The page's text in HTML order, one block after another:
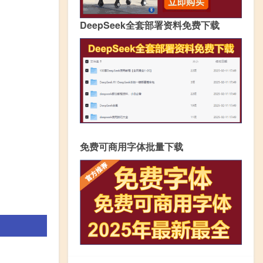
DeepSeek全套部署资料免费下载
免费可商用字体批量下载